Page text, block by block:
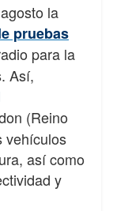
la
pruebas
para la
Así,
(Reino
vehículos
así como
y